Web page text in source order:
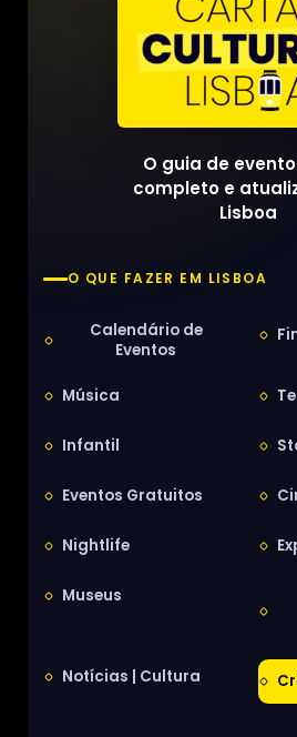
O guia de
completo e
Lisboa
O QUE FAZER EM LISBOA
Calendário de
Eventos
Música
Infantil
Eventos Gratuitos
Nightlife
Museus
Notícias | Cultura